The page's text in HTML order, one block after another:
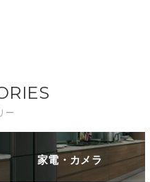
ー
家電・カメラ